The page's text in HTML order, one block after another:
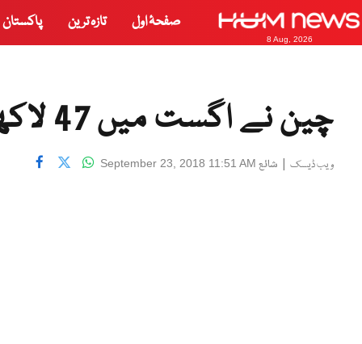
8 Aug, 2026
صفحۂ اول تازہ ترین پاکستان
چین نے اگست میں 47 لاکھ ٹن ایل این جی درآمد کی
ویب ڈیسک | شائع September 23, 2018 11:51 AM